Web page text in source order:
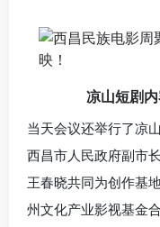
凉山短剧
当天会议还举行了凉
西昌市人民政府副市
王春晓共同为创作基
州文化产业影视基金